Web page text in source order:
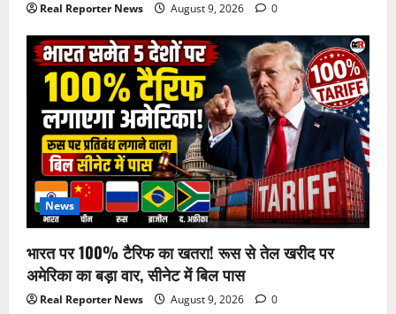
Real Reporter News August 9, 2026 0
News
भारत पर 100% टैरिफ का खतरा! रूस से तेल खरीद पर
अमेरिका का बड़ा वार, सीनेट में बिल पास
Real Reporter News August 9, 2026 0